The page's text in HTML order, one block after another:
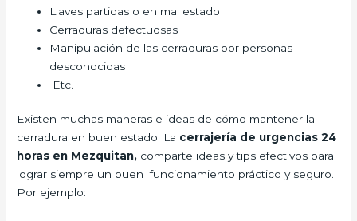
Llaves partidas o en mal estado
Cerraduras defectuosas
Manipulación de las cerraduras por personas
desconocidas
Etc.
Existen muchas maneras e ideas de cómo mantener la
cerradura en buen estado. La cerrajería de urgencias 24
horas en Mezquitan, comparte ideas y tips efectivos para
lograr siempre un buen funcionamiento práctico y seguro.
Por ejemplo: